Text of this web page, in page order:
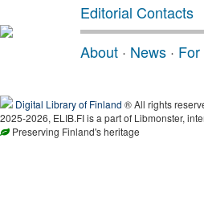
Editorial Contacts
About · News ·
Digital Library of Finland ® All rights
2025-2026, ELIB.FI is a part of Libmonster,
Preserving Finland's heritage